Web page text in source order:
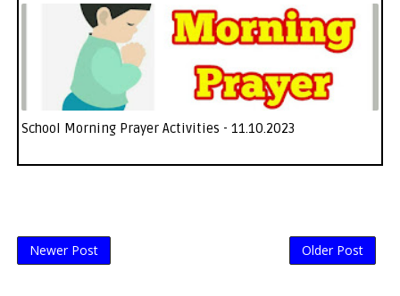
School Morning Prayer Activities - 11.10.2023
Newer Post Older Post